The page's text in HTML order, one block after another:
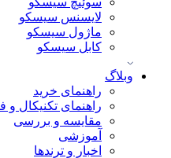
لایسنس سیسکو
ماژول سیسکو
کابل سیسکو
وبلاگ
راهنمای خرید
راهنمای تکنیکال و
مقایسه و بررسی
آموزشی
اخبار و ترندها